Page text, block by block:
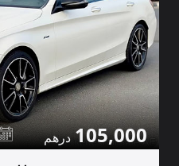
105,000